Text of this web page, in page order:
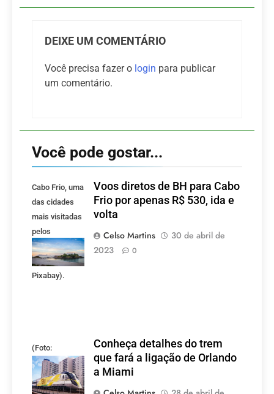
DEIXE UM COMENTÁRIO
Você precisa fazer o login para publicar
um comentário.
Você pode gostar...
Cabo Frio, uma
das cidades
mais visitadas
pelos
mineiros.
(Foto:
Pixabay).
Voos diretos de BH para Cabo
Frio por apenas R$ 530, ida e
volta
Celso Martins
30 de abril de
2023
0
(Foto:
divulgação)
Conheça detalhes do trem
que fará a ligação de Orlando
a Miami